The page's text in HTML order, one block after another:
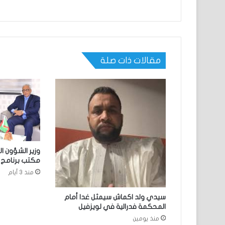
مقالات ذات صلة
سيدي ولد اكماش سيمثل غدا أمام
المحكمة فدرالية في لويزفيل
منذ يومين
وزير الشؤون
مكتب برنامج
منذ 3 أيام